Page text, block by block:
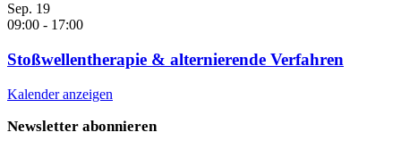
Sep. 19
09:00 - 17:00
Stoßwellentherapie & alternierende Verfahren
Kalender anzeigen
Newsletter abonnieren